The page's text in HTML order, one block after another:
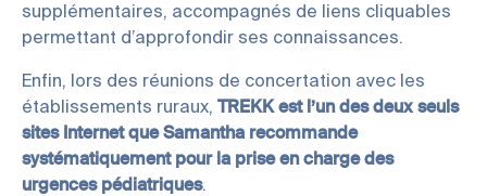
supplémentaires, accompagnés de liens cliquables
permettant d’approfondir ses connaissances.
Enfin, lors des réunions de concertation avec les
établissements ruraux,
TREKK est l’un des deux seuls
sites Internet que Samantha recommande
systématiquement pour la prise en charge des
urgences pédiatriques.